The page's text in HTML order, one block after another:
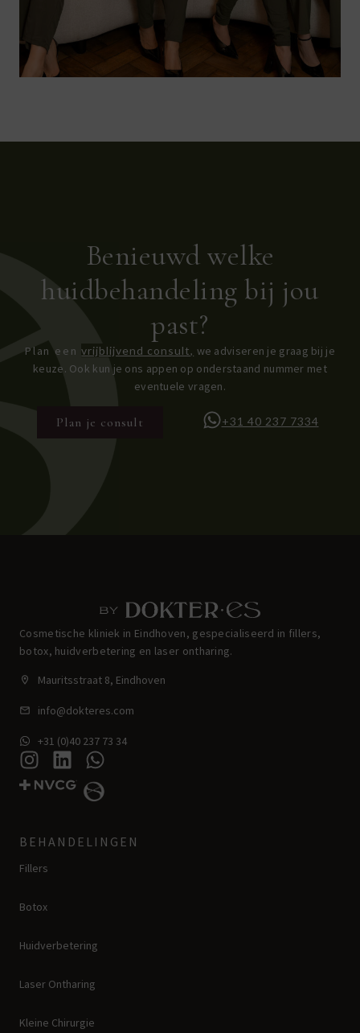
Benieuwd welke
huidbehandeling bij jou
past?
Plan eenvrijblijvend consult, we adviseren je graag bij je
keuze. Ook kun je ons appen op onderstaand nummer met
eventuele vragen.
Plan je consult +31 40 237 7334
Cosmetische kliniek in Eindhoven, gespecialiseerd in fillers,
botox, huidverbetering en laser ontharing.
Mauritsstraat 8, Eindhoven
info@dokteres.com
+31 (0)40 237 73 34
BEHANDELINGEN
Fillers
Botox
Huidverbetering
Laser Ontharing
Kleine Chirurgie